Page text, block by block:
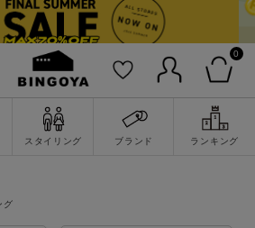
0
スタイリング ブランド ランキング
詳細検索